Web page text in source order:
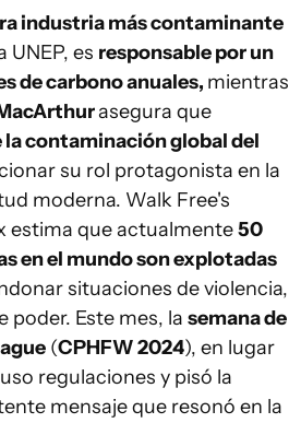
industria más contaminante
UNEP, es responsable por un
de carbono anuales, mientras
asegura que
la contaminación global del
su rol protagonista en la
moderna. Walk Free's
estima que actualmente50
en el mundo son explotadas
situaciones de violencia,
poder. Este mes, la semana de
(CPHFW 2024), en lugar
regulaciones y pisó la
mensaje que resonó en la